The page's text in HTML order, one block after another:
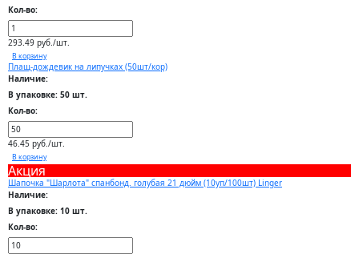
Кол-во:
293.49 руб./шт.
В корзину
Плащ-дождевик на липучках (50шт/кор)
Наличие:
В упаковке: 50 шт.
Кол-во:
46.45 руб./шт.
В корзину
Акция
Шапочка "Шарлота" спанбонд. голубая 21 дюйм (10уп/100шт) Linger
Наличие:
В упаковке: 10 шт.
Кол-во: